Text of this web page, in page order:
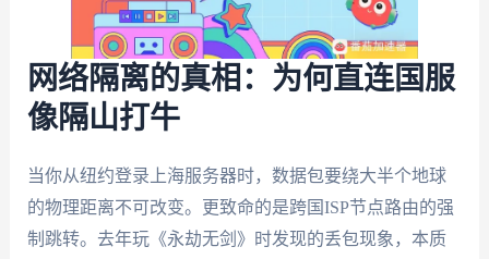
网络隔离的真相：为何直连国服
像隔山打牛
当你从纽约登录上海服务器时，数据包要绕大半个地球
的物理距离不可改变。更致命的是跨国ISP节点路由的强
制跳转。去年玩《永劫无剑》时发现的丢包现象，本质